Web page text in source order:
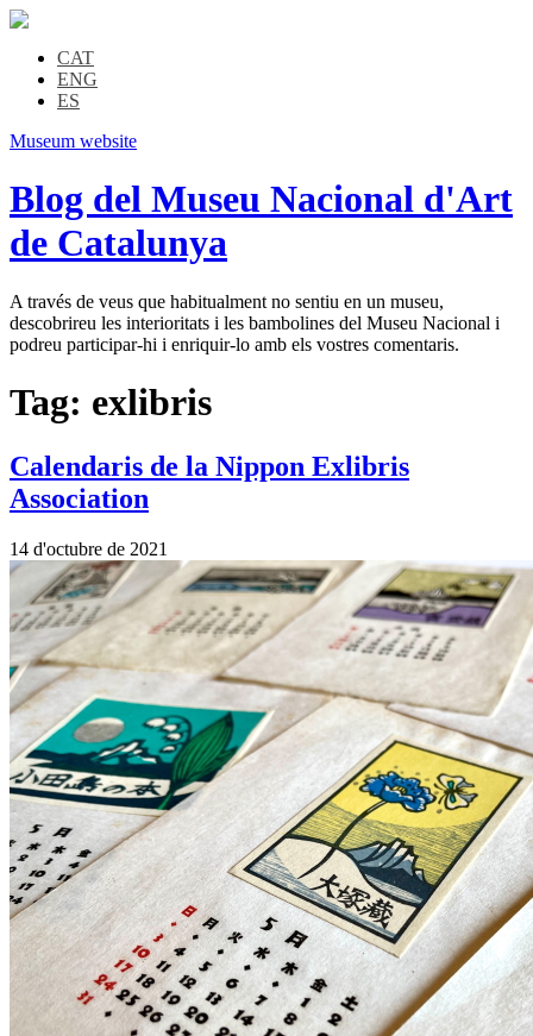
CAT
ENG
ES
Museum website
Blog del Museu Nacional d'Art
de Catalunya
A través de veus que habitualment no sentiu en un museu,
descobrireu les interioritats i les bambolines del Museu Nacional i
podreu participar-hi i enriquir-lo amb els vostres comentaris.
Tag: exlibris
Calendaris de la Nippon Exlibris
Association
14 d'octubre de 2021